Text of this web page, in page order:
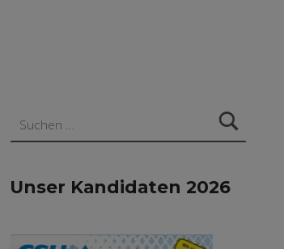
Unser Kandidaten 2026